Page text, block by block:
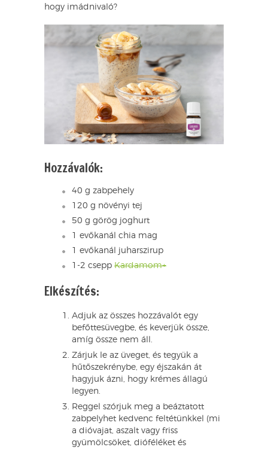
hogy imádnivaló?
Hozzávalók:
40 g zabpehely
120 g növényi tej
50 g görög joghurt
1 evőkanál chia mag
1 evőkanál juharszirup
1-2 csepp Kardamom+
Elkészítés:
Adjuk az összes hozzávalót egy
befőttesüvegbe, és keverjük össze,
amíg össze nem áll.
Zárjuk le az üveget, és tegyük a
hűtőszekrénybe, egy éjszakán át
hagyjuk ázni, hogy krémes állagú
legyen.
Reggel szórjuk meg a beáztatott
zabpelyhet kedvenc feltétünkkel (mi
a dióvajat, aszalt vagy friss
gyümölcsöket, dióféléket és